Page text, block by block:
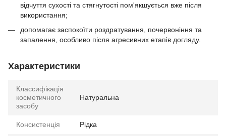
відчуття сухості та стягнутості пом'якшується вже після
використання;
допомагає заспокоїти роздратування, почервоніння та
запалення, особливо після агресивних етапів догляду.
Характеристики
Классифікація
косметичного
засобу
Натуральна
Консистенція Рідка